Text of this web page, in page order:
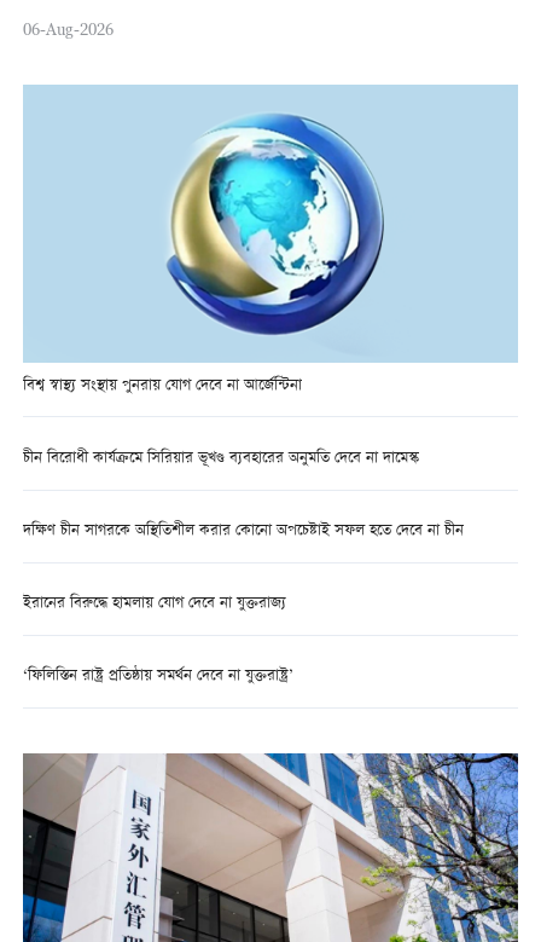
06-Aug-2026
বিশ্ব স্বাস্থ্য সংস্থায় পুনরায় যোগ দেবে না আর্জেন্টিনা
চীন বিরোধী কার্যক্রমে সিরিয়ার ভূখণ্ড ব্যবহারের অনুমতি দেবে না দামেস্ক
দক্ষিণ চীন সাগরকে অস্থিতিশীল করার কোনো অপচেষ্টাই সফল হতে দেবে না চীন
ইরানের বিরুদ্ধে হামলায় যোগ দেবে না যুক্তরাজ্য
‘ফিলিস্তিন রাষ্ট্র প্রতিষ্ঠায় সমর্থন দেবে না যুক্তরাষ্ট্র’